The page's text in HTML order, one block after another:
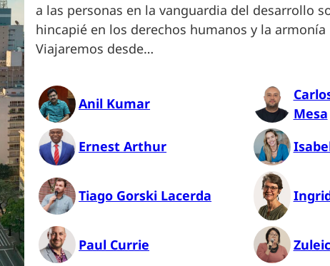
a las personas en la vanguardia del desarrollo
hincapié en los derechos humanos y la
Viajaremos desde…
Anil Kumar
Mesa
Ernest Arthur
Tiago Gorski Lacerda
Paul Currie